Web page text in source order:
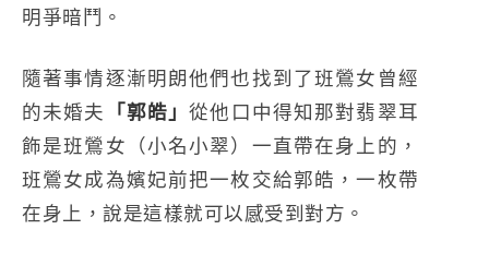
明爭暗鬥。
隨著事情逐漸明朗他們也找到了班鶯女曾經
的未婚夫
「郭皓」從他口中得知那對翡翠耳
飾是班鶯女（小名小翠）一直帶在身上的，
班鶯女成為嬪妃前把一枚交給郭皓，一枚帶
在身上，說是這樣就可以感受到對方。